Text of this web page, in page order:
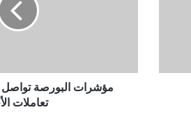
مؤشرات البورصة تواصل
تعاملات